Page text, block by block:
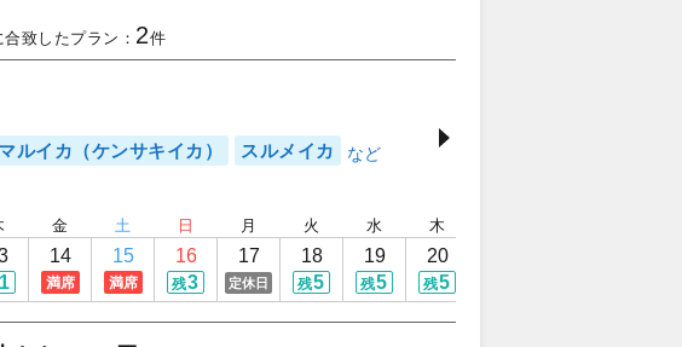
致したプラン： 2件
マルイカ（ケンサキイカ） スルメイカ
1
金
14
満席
土
15
満席
日
16
残3
月
17
定休日
火
18
残5
水
19
残5
木
20
残5